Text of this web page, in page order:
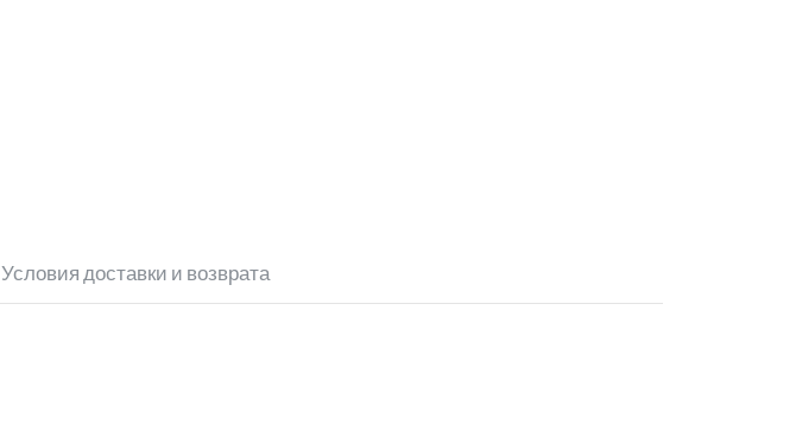
Условия доставки и возврата